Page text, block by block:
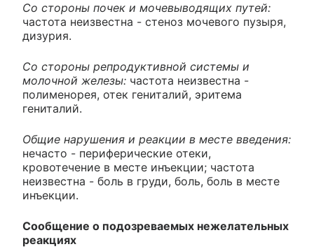
Со стороны почек и мочевыводящих путей:
частота неизвестна - стеноз мочевого пузыря,
дизурия.
Со стороны репродуктивной системы и
молочной железы: частота неизвестна -
полименорея, отек гениталий, эритема
гениталий.
Общие нарушения и реакции в месте введения:
нечасто - периферические отеки,
кровотечение в месте инъекции; частота
неизвестна - боль в груди, боль, боль в месте
инъекции.
Сообщение о подозреваемых нежелательных
реакциях